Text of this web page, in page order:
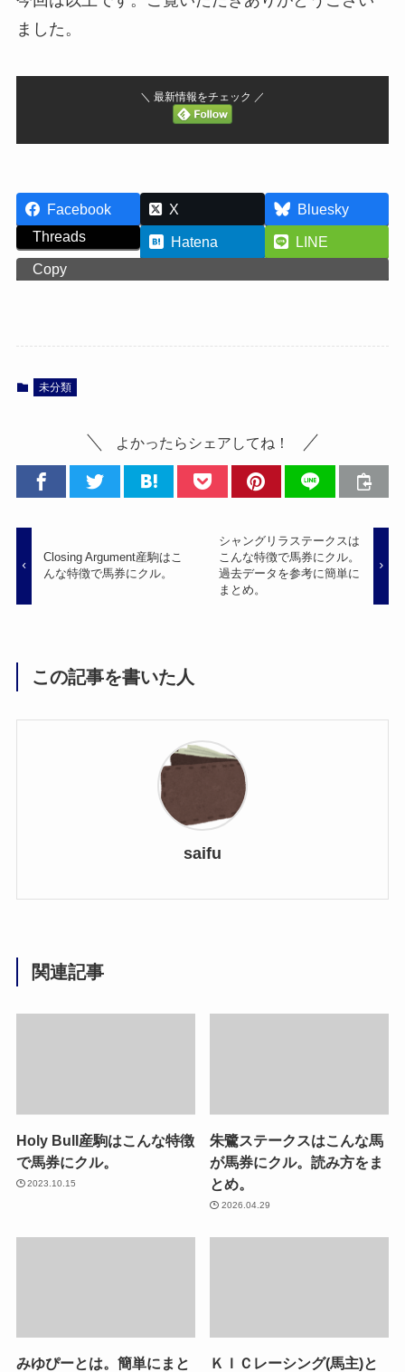
ました。
＼ 最新情報をチェック ／
Facebook X
Bluesky
Threads
Hatena
LINE
Copy
未分類
よかったらシェアしてね！
Closing Argument産駒はこ
んな特徴で馬券にクル。
シャングリラステークスは
こんな特徴で馬券にクル。
過去データを参考に簡単に
まとめ。
この記事を書いた人
saifu
関連記事
Holy Bull産駒はこんな特徴
で馬券にクル。
2023.10.15
朱鷺ステークスはこんな馬
が馬券にクル。読み方をま
とめ。
2026.04.29
みゆぴーとは。簡単にまと ＫＩＣレーシング(馬主)と